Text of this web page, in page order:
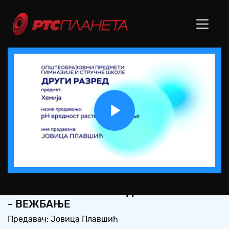
Play
Video
- ВЕЖБАЊЕ
Предавач: Јовица Плавшић